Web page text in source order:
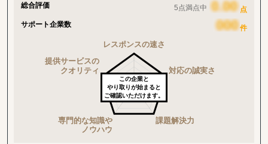
総合評価 5点満点中
点
サポート企業数
件
この企業と
やり取りが始まると
ご確認いただけます。